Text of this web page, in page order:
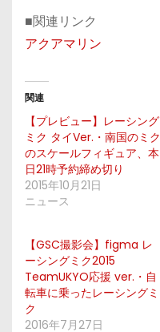
■関連リンク
アクアマリン
関連
【プレビュー】レーシング
ミク タイVer.・南国のミク
のスケールフィギュア、本
日21時予約締め切り
2015年10月21日
ニュース
【GSC撮影会】figma レ
ーシングミク2015
TeamUKYO応援 ver.・自
転車に乗ったレーシングミ
ク
2016年7月27日